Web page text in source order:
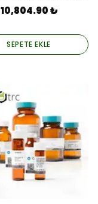
10,804.90 ₺
SEPETE EKLE